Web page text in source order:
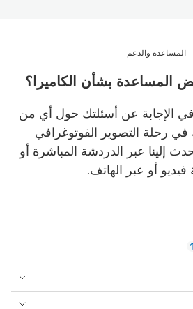
المساعدة والدعم
المساعدة بشأن الكاميرا؟
الإجابة عن أسئلتك حول أي من
في رحلة التصوير الفوتوغرافي
إلينا عبر الدردشة المباشرة أو
فيديو أو عبر الهاتف.